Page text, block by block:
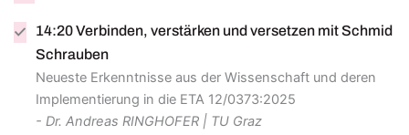
14:20 Verbinden, verstärken und versetzen mit Schmid
Schrauben
Neueste Erkenntnisse aus der Wissenschaft und deren
Implementierung in die ETA 12/0373:2025
- Dr. Andreas RINGHOFER | TU Graz